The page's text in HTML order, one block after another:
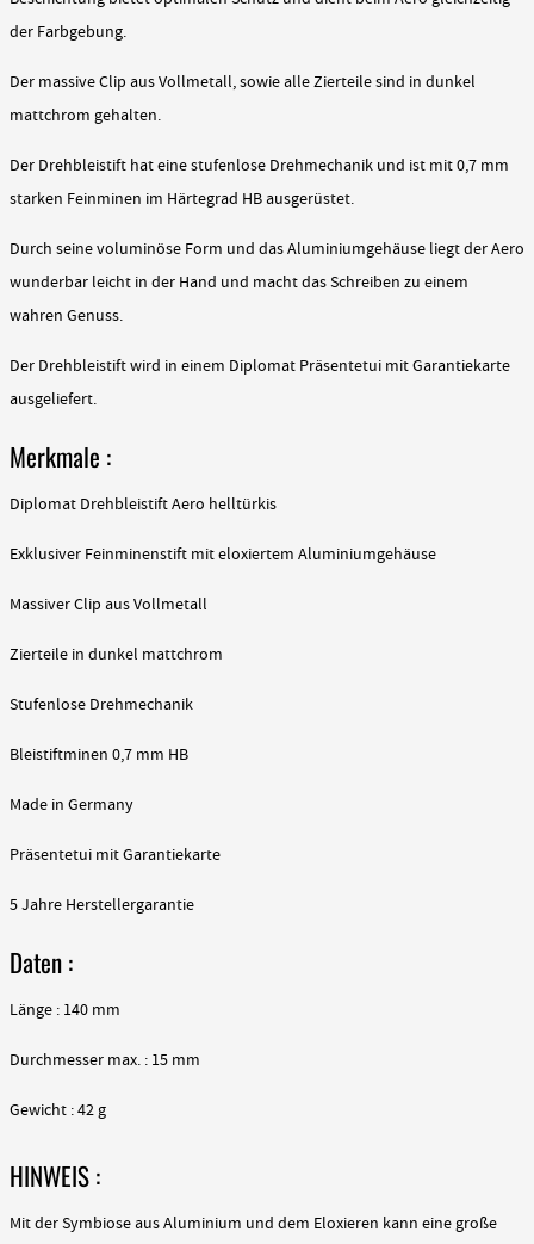
der Farbgebung.
Der massive Clip aus Vollmetall, sowie alle Zierteile sind in dunkel
mattchrom gehalten.
Der Drehbleistift hat eine stufenlose Drehmechanik und ist mit 0,7 mm
starken Feinminen im Härtegrad HB ausgerüstet.
Durch seine voluminöse Form und das Aluminiumgehäuse liegt der Aero
wunderbar leicht in der Hand und macht das Schreiben zu einem
wahren Genuss.
Der Drehbleistift wird in einem Diplomat Präsentetui mit Garantiekarte
ausgeliefert.
Merkmale :
Diplomat Drehbleistift Aero helltürkis
Exklusiver Feinminenstift mit eloxiertem Aluminiumgehäuse
Massiver Clip aus Vollmetall
Zierteile in dunkel mattchrom
Stufenlose Drehmechanik
Bleistiftminen 0,7 mm HB
Made in Germany
Präsentetui mit Garantiekarte
5 Jahre Herstellergarantie
Daten :
Länge : 140 mm
Durchmesser max. : 15 mm
Gewicht : 42 g
HINWEIS :
Mit der Symbiose aus Aluminium und dem Eloxieren kann eine große